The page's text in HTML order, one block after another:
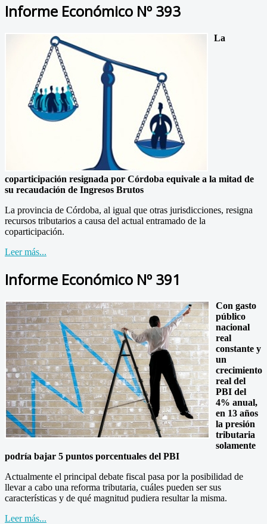
Informe Económico Nº 393
La
coparticipación resignada por Córdoba equivale a la mitad de
su recaudación de Ingresos Brutos
La provincia de Córdoba, al igual que otras jurisdicciones, resigna
recursos tributarios a causa del actual entramado de la
coparticipación.
Leer más...
Informe Económico Nº 391
Con gasto
público
nacional
real
constante y
un
crecimiento
real del
PBI del
4% anual,
en 13 años
la presión
tributaria
solamente
podría bajar 5 puntos porcentuales del PBI
Actualmente el principal debate fiscal pasa por la posibilidad de
llevar a cabo una reforma tributaria, cuáles pueden ser sus
características y de qué magnitud pudiera resultar la misma.
Leer más...